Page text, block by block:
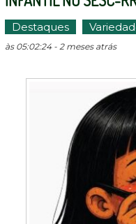
Destaques
às 05:02:24 - 2 meses atrás